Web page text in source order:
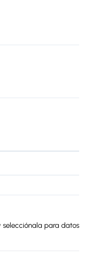
selecciónala para datos